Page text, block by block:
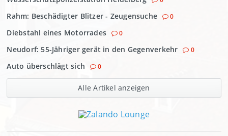
Rahm: Beschädigter Blitzer - Zeugensuche 0
Diebstahl eines Motorrades 0
Neudorf: 55-Jähriger gerät in den Gegenverkehr 0
Auto überschlägt sich 0
Alle Artikel anzeigen